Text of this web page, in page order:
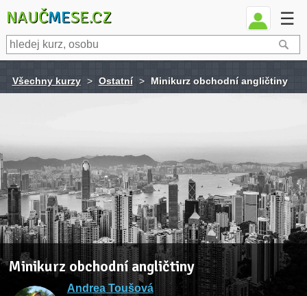
NAUČMESE.CZ ☰
Všechny kurzy > Ostatní > Minikurz obchodní angličtiny
Minikurz obchodní angličtiny
Andrea Toušová